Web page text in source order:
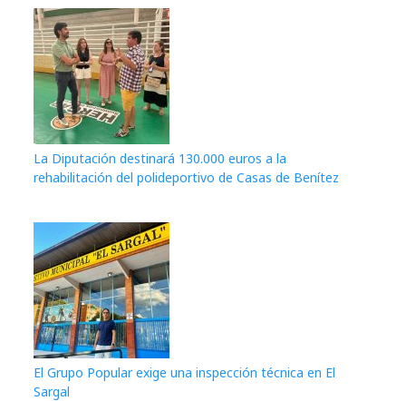
La Diputación destinará 130.000 euros a la
rehabilitación del polideportivo de Casas de Benítez
El Grupo Popular exige una inspección técnica en El
Sargal